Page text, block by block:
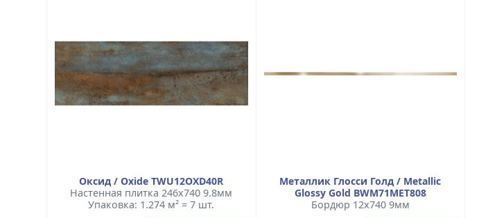
Оксид / Oxide TWU12OXD40R
Настенная плитка 246x740 9.8мм
Упаковка: 1.274 м² = 7 шт.
Металлик Глосси Голд / Metallic
Glossy Gold BWM71MET808
Бордюр 12x740 9мм